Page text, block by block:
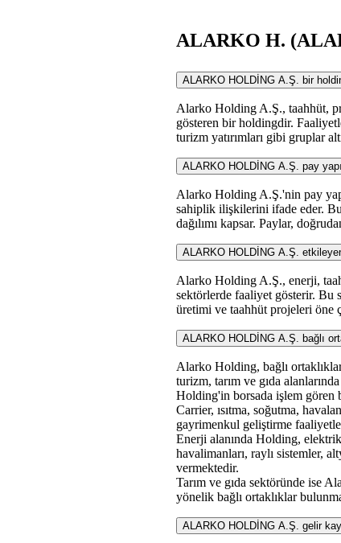
ALARKO H.
ALARKO HOLDİNG A.Ş. bir
Alarko Holding A.Ş., taahhüt,
gösteren bir holdingdir.
turizm yatırımları gibi gruplar
ALARKO HOLDİNG A.Ş. pay
Alarko Holding A.Ş.'nin pay
sahiplik ilişkilerini ifade eder.
dağılımı kapsar. Paylar,
ALARKO HOLDİNG A.Ş.
Alarko Holding A.Ş., enerji,
sektörlerde faaliyet gösterir. Bu
üretimi ve taahhüt projeleri öne
ALARKO HOLDİNG A.Ş. bağlı
Alarko Holding, bağlı
turizm, tarım ve gıda
Holding'in borsada işlem gören
Carrier, ısıtma, soğutma,
gayrimenkul geliştirme
Enerji alanında Holding,
havalimanları, raylı sistemler,
vermektedir.
Tarım ve gıda sektöründe ise
yönelik bağlı ortaklıklar
ALARKO HOLDİNG A.Ş. gelir